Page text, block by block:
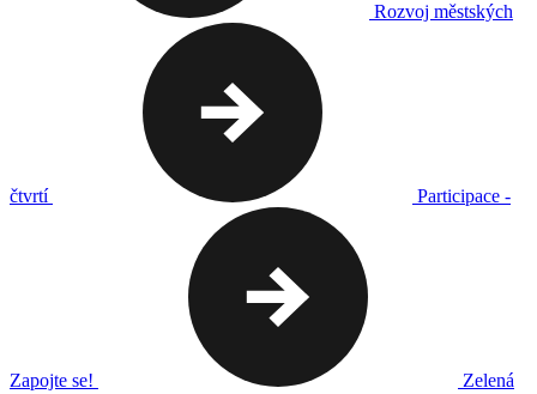
Rozvoj městských
čtvrtí Participace -
Zapojte se!
Zelená